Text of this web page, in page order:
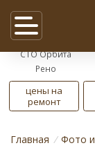
СТО Орбита
Рено
цены на
ремонт
Главная / Фото